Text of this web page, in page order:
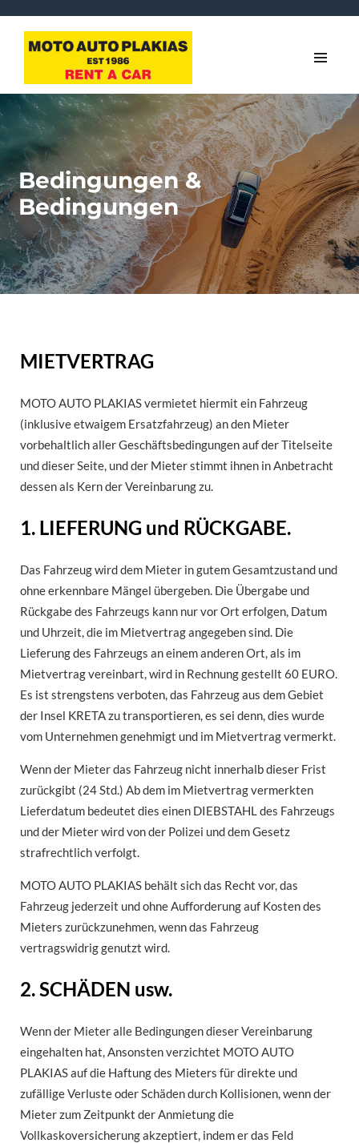
Bedingungen &
Bedingungen
MIETVERTRAG
MOTO AUTO PLAKIAS vermietet hiermit ein Fahrzeug
(inklusive etwaigem Ersatzfahrzeug) an den Mieter
vorbehaltlich aller Geschäftsbedingungen auf der Titelseite
und dieser Seite, und der Mieter stimmt ihnen in Anbetracht
dessen als Kern der Vereinbarung zu.
1. LIEFERUNG und RÜCKGABE.
Das Fahrzeug wird dem Mieter in gutem Gesamtzustand und
ohne erkennbare Mängel übergeben. Die Übergabe und
Rückgabe des Fahrzeugs kann nur vor Ort erfolgen, Datum
und Uhrzeit, die im Mietvertrag angegeben sind. Die
Lieferung des Fahrzeugs an einem anderen Ort, als im
Mietvertrag vereinbart, wird in Rechnung gestellt 60 EURO.
Es ist strengstens verboten, das Fahrzeug aus dem Gebiet
der Insel KRETA zu transportieren, es sei denn, dies wurde
vom Unternehmen genehmigt und im Mietvertrag vermerkt.
Wenn der Mieter das Fahrzeug nicht innerhalb dieser Frist
zurückgibt (24 Std.) Ab dem im Mietvertrag vermerkten
Lieferdatum bedeutet dies einen DIEBSTAHL des Fahrzeugs
und der Mieter wird von der Polizei und dem Gesetz
strafrechtlich verfolgt.
MOTO AUTO PLAKIAS behält sich das Recht vor, das
Fahrzeug jederzeit und ohne Aufforderung auf Kosten des
Mieters zurückzunehmen, wenn das Fahrzeug
vertragswidrig genutzt wird.
2. SCHÄDEN usw.
Wenn der Mieter alle Bedingungen dieser Vereinbarung
eingehalten hat, Ansonsten verzichtet MOTO AUTO
PLAKIAS auf die Haftung des Mieters für direkte und
zufällige Verluste oder Schäden durch Kollisionen, wenn der
Mieter zum Zeitpunkt der Anmietung die
Vollkaskoversicherung akzeptiert, indem er das Feld